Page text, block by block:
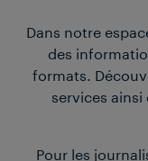
Dans notre
des
formats.
services
Pour les